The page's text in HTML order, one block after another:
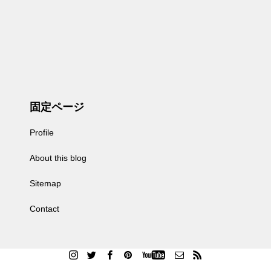
固定ページ
Profile
About this blog
Sitemap
Contact